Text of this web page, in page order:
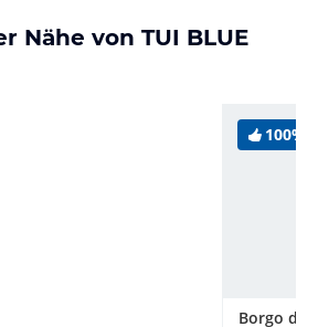
Nähe von TUI BLUE
100%